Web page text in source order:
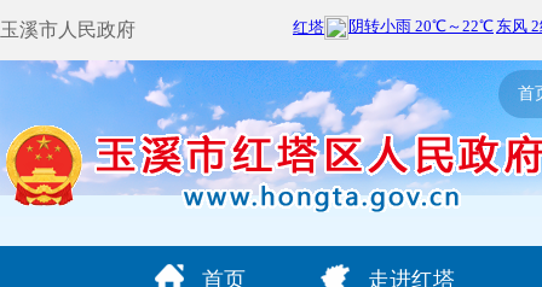
玉溪市人民政府
首
首页 走进红塔